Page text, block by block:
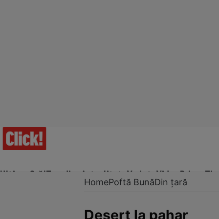
Ultima Oră!Trending Actualitate Vedete Video Prime Time
HomePoftă BunăDin țară
Desert la pahar